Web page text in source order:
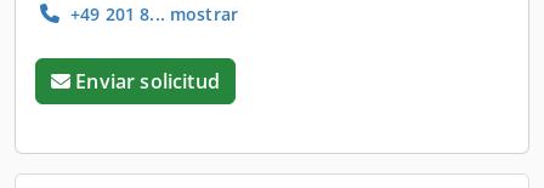
+49 201 8... mostrar
Enviar solicitud